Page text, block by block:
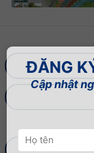
ĐĂNG
Cập nhật